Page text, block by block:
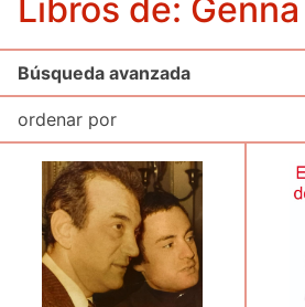
Libros de:
Búsqueda avanzada